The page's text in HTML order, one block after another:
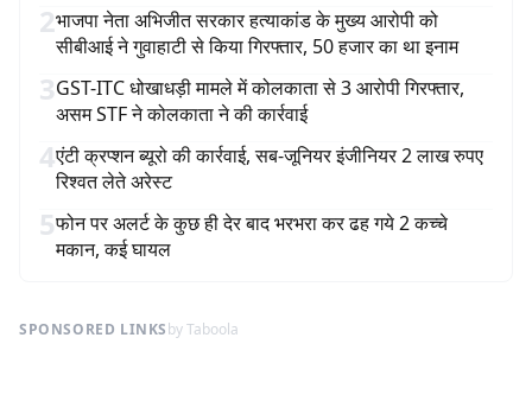
2भाजपा नेता अभिजीत सरकार हत्याकांड के मुख्य आरोपी को
सीबीआई ने गुवाहाटी से किया गिरफ्तार, 50 हजार का था इनाम
3GST-ITC धोखाधड़ी मामले में कोलकाता से 3 आरोपी गिरफ्तार,
असम STF ने कोलकाता ने की कार्रवाई
4एंटी क्रप्शन ब्यूरो की कार्रवाई, सब-जूनियर इंजीनियर 2 लाख रुपए
रिश्वत लेते अरेस्ट
5फोन पर अलर्ट के कुछ ही देर बाद भरभरा कर ढह गये 2 कच्चे
मकान, कई घायल
SPONSORED LINKSby Taboola